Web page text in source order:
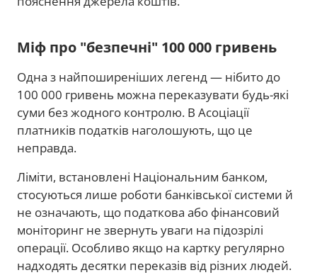
Міф про "безпечні" 100 000 гривень
Одна з найпоширеніших легенд — нібито до
100 000 гривень можна переказувати будь-які
суми без жодного контролю. В Асоціації
платників податків наголошують, що це
неправда.
Ліміти, встановлені Національним банком,
стосуються лише роботи банківської системи й
не означають, що податкова або фінансовий
моніторинг не звернуть уваги на підозрілі
операції. Особливо якщо на картку регулярно
надходять десятки переказів від різних людей.